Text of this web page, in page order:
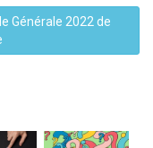
Générale 2022 de